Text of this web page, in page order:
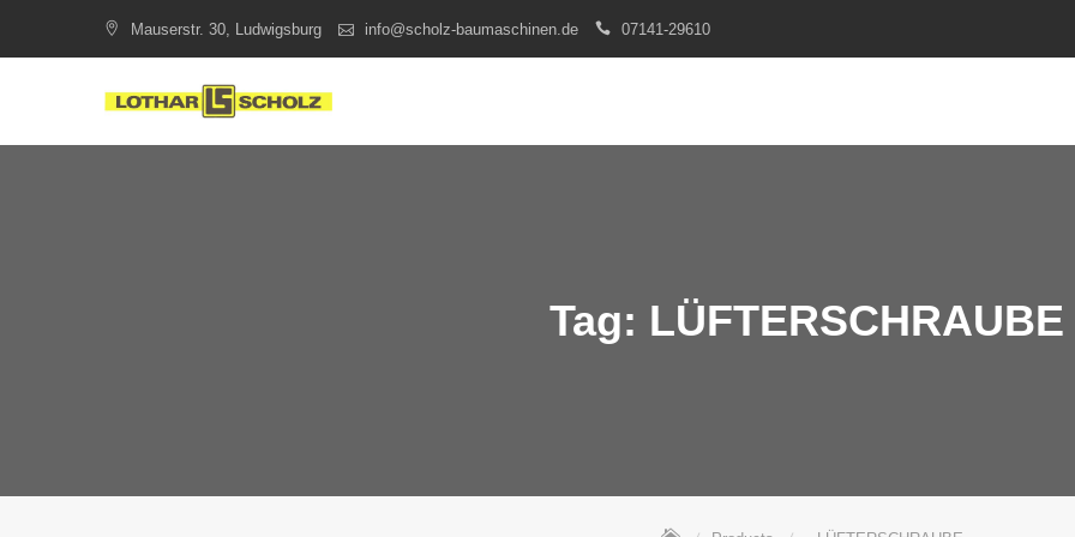
Mauserstr. 30, Ludwigsburg info@scholz-baumaschinen.de 07141-29610
Tag: LÜFTERSCHRAUBE